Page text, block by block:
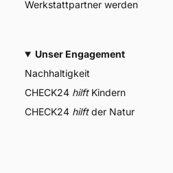
Werkstattpartner werden
Unser Engagement
Nachhaltigkeit
CHECK24 hilftKindern
CHECK24 hilftder Natur